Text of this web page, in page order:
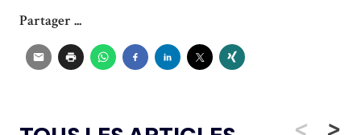
Partager ...